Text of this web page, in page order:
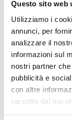
Questo sito web
Utilizziamo i
annunci, per
analizzare il
informazioni sul
nostri partner
pubblicità e
con altre
raccolto dal tuo
Iscrizione
La
ai fini organizzativi
Per maggiori
aspetti